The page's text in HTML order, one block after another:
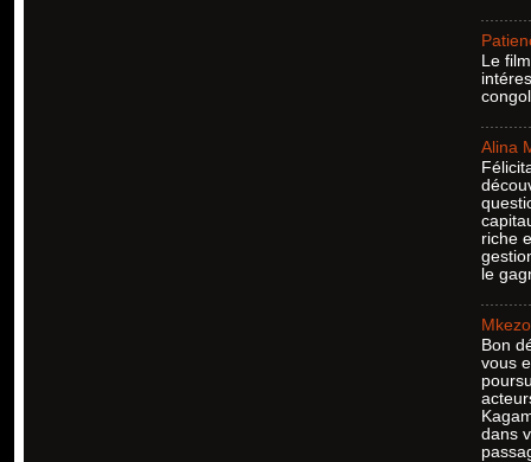
Le
Alina
riche
le
Bon
vous
dans